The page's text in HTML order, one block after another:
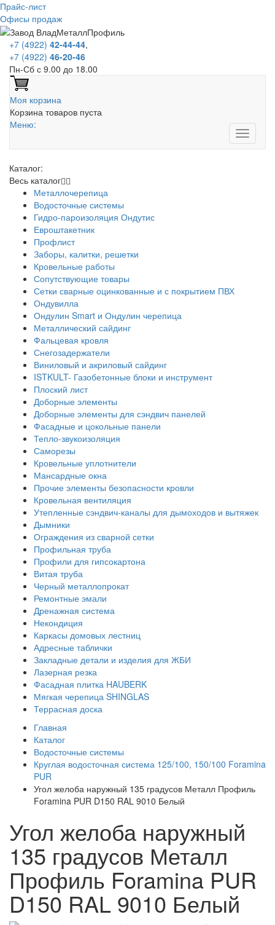
Прайс-лист
Офисы продаж
+7 (4922) 42-44-44,
+7 (4922) 46-20-46
Пн-Сб с 9.00 до 18.00
Моя корзина
Корзина товаров пуста
Меню:
Каталог:
Весь каталог
Металлочерепица
Водосточные системы
Гидро-пароизоляция Ондутис
Евроштакетник
Профлист
Заборы, калитки, решетки
Кровельные работы
Сопутствующие товары
Сетки сварные оцинкованные и с покрытием ПВХ
Ондувилла
Ондулин Smart и Ондулин черепица
Металлический сайдинг
Фальцевая кровля
Снегозадержатели
Виниловый и акриловый сайдинг
ISTKULT- Газобетонные блоки и инструмент
Плоский лист
Доборные элементы
Доборные элементы для сэндвич панелей
Фасадные и цокольные панели
Тепло-звукоизоляция
Саморезы
Кровельные уплотнители
Мансардные окна
Прочие элементы безопасности кровли
Кровельная вентиляция
Утепленные сэндвич-каналы для дымоходов и вытяжек
Дымники
Ограждения из сварной сетки
Профильная труба
Профили для гипсокартона
Витая труба
Черный металлопрокат
Ремонтные эмали
Дренажная система
Некондиция
Каркасы домовых лестниц
Адресные таблички
Закладные детали и изделия для ЖБИ
Лазерная резка
Фасадная плитка HAUBERK
Мягкая черепица SHINGLAS
Террасная доска
Главная
Каталог
Водосточные системы
Круглая водосточная система 125/100, 150/100 Foramina
PUR
Угол желоба наружный 135 градусов Металл Профиль
Foramina PUR D150 RAL 9010 Белый
Угол желоба наружный
135 градусов Металл
Профиль Foramina PUR
D150 RAL 9010 Белый